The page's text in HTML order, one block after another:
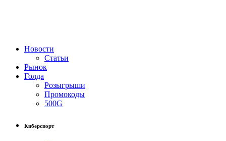
Новости
Статьи
Рынок
Голда
Розыгрыши
Промокоды
500G
Киберспорт